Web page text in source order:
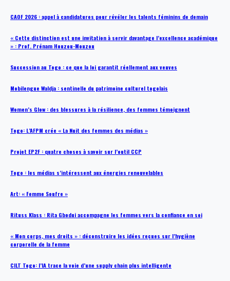
CAOF 2026 : appel à candidatures pour révéler les talents féminins de demain
« Cette distinction est une invitation à servir davantage l’excellence académique
» : Prof. Prénam Houzou-Mouzou
Succession au Togo : ce que la loi garantit réellement aux veuves
Mobilengue Waldja : sentinelle du patrimoine culturel togolais
Women’s Glow : des blessures à la résilience, des femmes témoignent
Togo: L’AFPM crée « La Nuit des femmes des médias »
Projet EP2F : quatre choses à savoir sur l’outil CCP
Togo : les médias s’intéressent aux énergies renouvelables
Art: « Femme Soufre »
Rituss Klass : Rita Gbodui accompagne les femmes vers la confiance en soi
« Mon corps, mes droits » : déconstruire les idées reçues sur l’hygiène
corporelle de la femme
CILT Togo: l’IA trace la voie d’une supply chain plus intelligente